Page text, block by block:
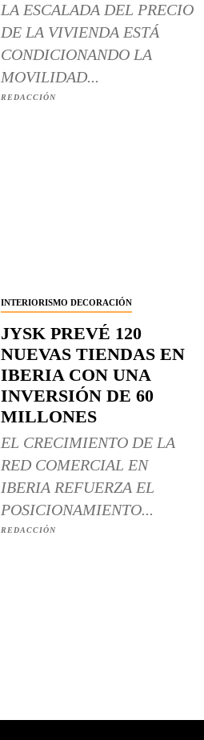
LA ESCALADA DEL PRECIO
DE LA VIVIENDA ESTÁ
CONDICIONANDO LA
MOVILIDAD...
REDACCIÓN
INTERIORISMO DECORACIÓN
JYSK PREVÉ 120
NUEVAS TIENDAS EN
IBERIA CON UNA
INVERSIÓN DE 60
MILLONES
EL CRECIMIENTO DE LA
RED COMERCIAL EN
IBERIA REFUERZA EL
POSICIONAMIENTO...
REDACCIÓN